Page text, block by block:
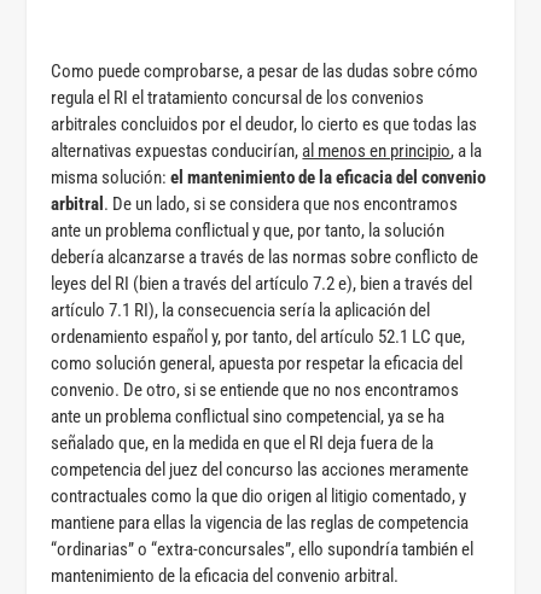
Como puede comprobarse, a pesar de las dudas sobre cómo
regula el RI el tratamiento concursal de los convenios
arbitrales concluidos por el deudor, lo cierto es que todas las
alternativas expuestas conducirían,al menos en principio, a la
misma solución:el mantenimiento de la eficacia del convenio
arbitral . De un lado, si se considera que nos encontramos
ante un problema conflictual y que, por tanto, la solución
debería alcanzarse a través de las normas sobre conflicto de
leyes del RI (bien a través del artículo 7.2 e), bien a través del
artículo 7.1 RI), la consecuencia sería la aplicación del
ordenamiento español y, por tanto, del artículo 52.1 LC que,
como solución general, apuesta por respetar la eficacia del
convenio. De otro, si se entiende que no nos encontramos
ante un problema conflictual sino competencial, ya se ha
señalado que, en la medida en que el RI deja fuera de la
competencia del juez del concurso las acciones meramente
contractuales como la que dio origen al litigio comentado, y
mantiene para ellas la vigencia de las reglas de competencia
“ordinarias” o “extra-concursales”, ello supondría también el
mantenimiento de la eficacia del convenio arbitral.